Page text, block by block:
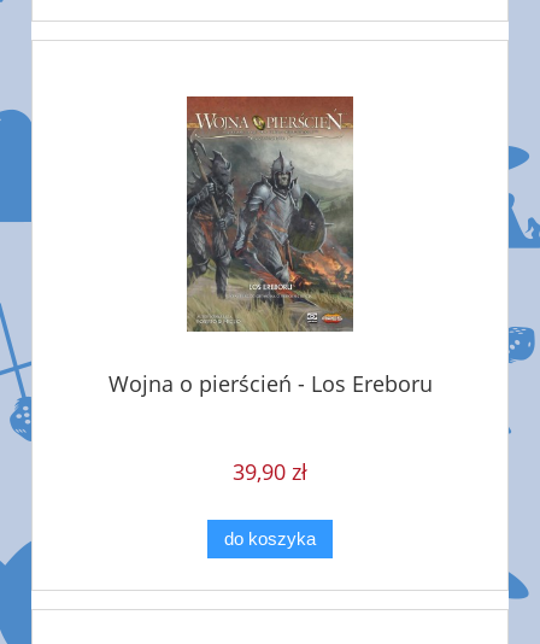
Wojna o pierścień - Los Ereboru
39,90 zł
do koszyka